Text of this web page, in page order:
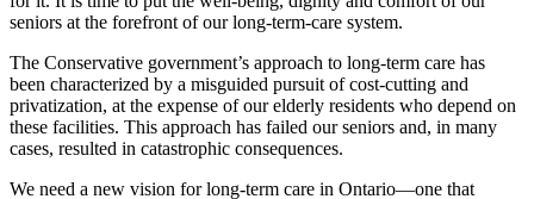
seniors at the forefront of our long-term-care system.
The Conservative government’s approach to long-term care has
been characterized by a misguided pursuit of cost-cutting and
privatization, at the expense of our elderly residents who depend on
these facilities. This approach has failed our seniors and, in many
cases, resulted in catastrophic consequences.
We need a new vision for long-term care in Ontario—one that